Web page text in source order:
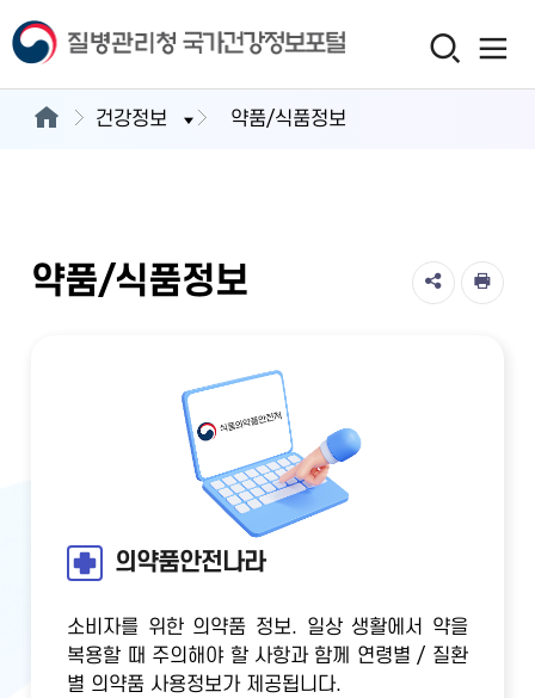
건강정보 약품/식품정보
약품/식품정보
의약품안전나라
소비자를 위한 의약품 정보. 일상 생활에서 약을
복용할 때 주의해야 할 사항과 함께 연령별 / 질환
별 의약품 사용정보가 제공됩니다.